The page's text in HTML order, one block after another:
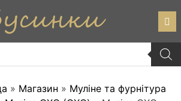
» Магазин » Муліне та фурнітура